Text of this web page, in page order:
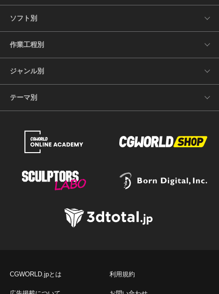
ソフト別
作業工程別
ジャンル別
テーマ別
CGWORLD.jpとは 利用規約